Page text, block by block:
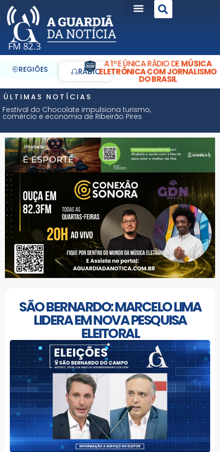
REGIÕES RÁDIO
A 1ª E ÚNICA RÁDIO DEMÚSICA
ELETRÔNICA COM JORNALISMO
DO BRASIL
ÚLTIMAS NOTÍCIAS
Festival do Chocolate impulsiona turismo,
comércio e economia de Ribeirão Pires
SÃO BERNARDO: MARCELO LIMA
LIDERA EM NOVA PESQUISA
ELEITORAL